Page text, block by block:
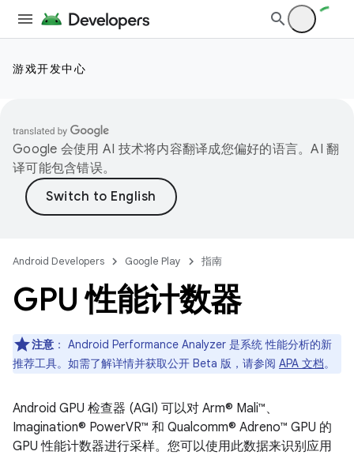
游戏开发中心
Google 会使用 AI 技术将内容翻译成您偏好的语言。AI 翻
译可能包含错误。
Android Developers Google Play 指南
GPU 性能计数器
注意 ： Android Performance Analyzer 是系统 性能分析的新
推荐工具。如需了解详情并获取公开 Beta 版，请参阅 APA 文档。
Android GPU 检查器 (AGI) 可以对 Arm® Mali™、
Imagination® PowerVR™ 和 Qualcomm® Adreno™ GPU 的
GPU 性能计数器进行采样。您可以使用此数据来识别应用